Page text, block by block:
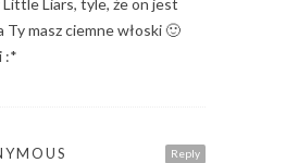
Ty masz ciemne włoski 🙂
:*
Reply